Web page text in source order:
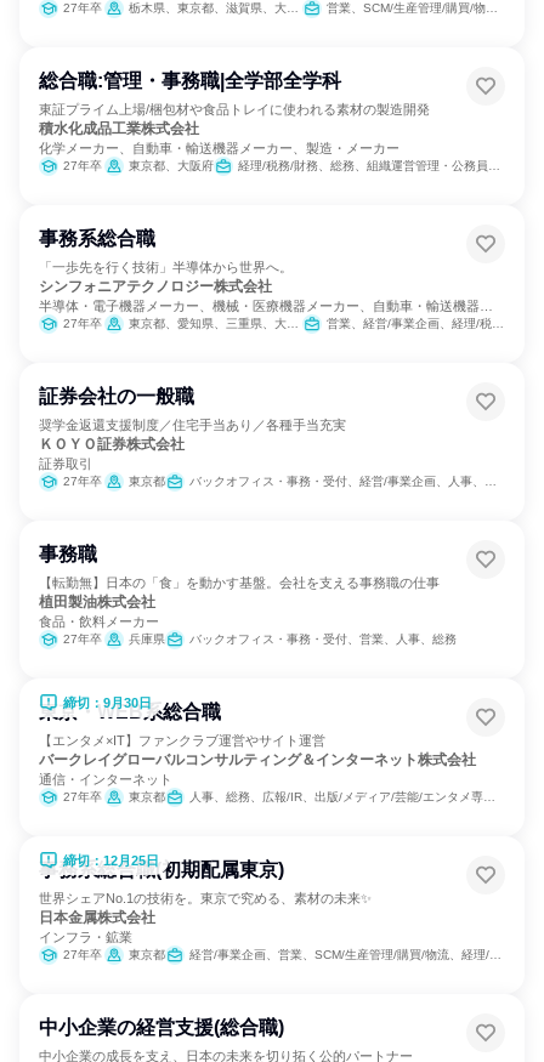
27年卒 栃木県、東京都、滋賀県、大阪府 営業、SCM/生産管理/購買/物流、経理/税務/財務、人事、総務、IT、商品企画
総合職:管理・事務職|全学部全学科
東証プライム上場/梱包材や食品トレイに使われる素材の製造開発
積水化成品工業株式会社
化学メーカー、自動車・輸送機器メーカー、製造・メーカー
27年卒 東京都、大阪府 経理/税務/財務、総務、組織運営管理・公務員・事務系職種
事務系総合職
「一歩先を行く技術」半導体から世界へ。
シンフォニアテクノロジー株式会社
半導体・電子機器メーカー、機械・医療機器メーカー、自動車・輸送機器メ
ーカー27年卒 東京都、愛知県、三重県、大阪府 営業、経営/事業企画、経理/税務/財務、人事、総務、法務/知財、広報/IR
証券会社の一般職
奨学金返還支援制度／住宅手当あり／各種手当充実
ＫＯＹＯ証券株式会社
証券取引
27年卒 東京都 バックオフィス・事務・受付、経営/事業企画、人事、総務、法務/知財、IT、商品企画
事務職
【転勤無】日本の「食」を動かす基盤。会社を支える事務職の仕事
植田製油株式会社
食品・飲料メーカー
27年卒 兵庫県 バックオフィス・事務・受付、営業、人事、総務
締切：9月30日
東京・WEB系総合職
【エンタメ×IT】ファンクラブ運営やサイト運営
バークレイグローバルコンサルティング＆インターネット株式会社
通信・インターネット
27年卒 東京都 人事、総務、広報/IR、出版/メディア/芸能/エンタメ専門職、IT、マーケティング・広告・宣伝、カスタマーサポート/コールセンター、経営/事業企画
締切：12月25日
事務系総合職(初期配属東京)
世界シェアNo.1の技術を。東京で究める、素材の未来✨
日本金属株式会社
インフラ・鉱業
27年卒 東京都 経営/事業企画、営業、SCM/生産管理/購買/物流、経理/税務/財務、人事、総務、法務/知財、IT、広報/IR、組織運営管理・公務員・事務系職種
中小企業の経営支援(総合職)
中小企業の成長を支え、日本の未来を切り拓く公的パートナー